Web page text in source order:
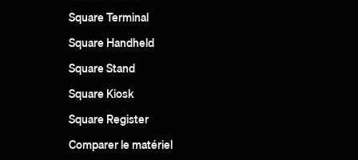
Square Terminal
Square Handheld
Square Stand
Square Kiosk
Square Register
Comparer le matériel